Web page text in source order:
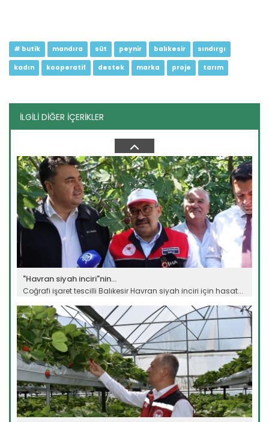
# butik mandıra süt peynir balıkesir sındırgı
kadın kooperatif destek marka proje tarım
İLGİLİ DİĞER İÇERİKLER
Kars’ta "Taner" buğdayı ile...
Kars'ta Tarım ve Orman Bakanlığının destekleriyle ekimi
Devamını Oku ->
"Havran siyah inciri"nin...
Coğrafi işaret tescilli Balıkesir Havran siyah inciri için hasat...
Devamını Oku ->